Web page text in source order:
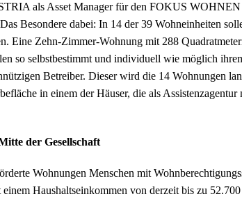
als Asset Manager für den FOKUS
Besondere dabei: In 14 der 39 Wohneinheiten
Eine Zehn-Zimmer-Wohnung mit 288
so selbstbestimmt und individuell wie möglich
Betreiber. Dieser wird die 14 Wohnungen
in einem der Häuser, die als Assistenzagentur
der Gesellschaft
Wohnungen Menschen mit
Haushaltseinkommen von derzeit bis zu